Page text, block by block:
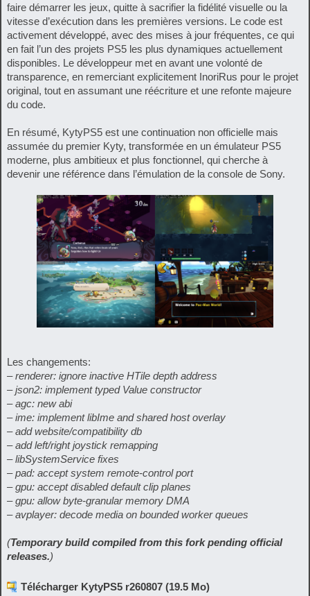
faire démarrer les jeux, quitte à sacrifier la fidélité visuelle ou la
vitesse d’exécution dans les premières versions. Le code est
activement développé, avec des mises à jour fréquentes, ce qui
en fait l’un des projets PS5 les plus dynamiques actuellement
disponibles. Le développeur met en avant une volonté de
transparence, en remerciant explicitement InoriRus pour le projet
original, tout en assumant une réécriture et une refonte majeure
du code.
En résumé, KytyPS5 est une continuation non officielle mais
assumée du premier Kyty, transformée en un émulateur PS5
moderne, plus ambitieux et plus fonctionnel, qui cherche à
devenir une référence dans l’émulation de la console de Sony.
Les changements:
– renderer: ignore inactive HTile depth address
– json2: implement typed Value constructor
– agc: new abi
– ime: implement libIme and shared host overlay
– add website/compatibility db
– add left/right joystick remapping
– libSystemService fixes
– pad: accept system remote-control port
– gpu: accept disabled default clip planes
– gpu: allow byte-granular memory DMA
– avplayer: decode media on bounded worker queues
(Temporary build compiled from this fork pending official
releases.)
Télécharger KytyPS5 r260807 (19.5 Mo)